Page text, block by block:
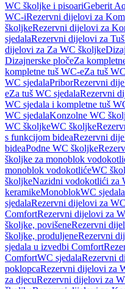
WC školjke i pisoariGeberit
WC-iRezervni dijelovi za
školjkeRezervni dijelovi za
sjedalaRezervni dijelovi za
dijelovi za Za WC školjke
Dizajnerske pločeZa
kompletne tuš WC-eZa tuš
WC sjedalaPriborRezervni
eZa tuš WC sjedalaRezervni
WC sjedala i kompletne tuš
WC sjedalaKonzolne WC
WC školjkeWC školjke
s funkcijom bideaRezervni
bideaPodne WC školjke
školjke za monoblok
monoblok vodokotlićeWC
školjkeNazidni vodokotlići za
keramikeMonoblokWC sjedala
sjedalaRezervni dijelovi za
ComfortRezervni dijelovi za
školjke, povišeneRezervni
školjke, produljeneRezervni
sjedala u izvedbi Comfort
ComfortWC sjedalaRezervni
poklopcaRezervni dijelovi za
za djecuRezervni dijelovi za